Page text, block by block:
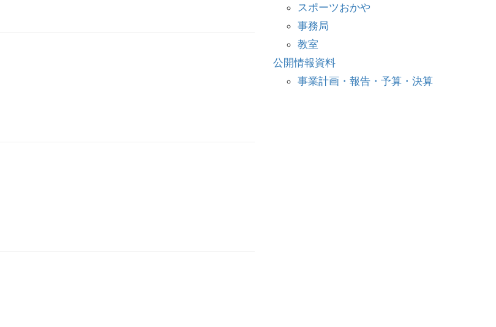
スポーツおかや
事務局
教室
公開情報資料
事業計画・報告・予算・決算